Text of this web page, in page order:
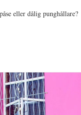
eller dålig punghållare?